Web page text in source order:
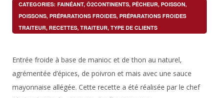
CATEGORIES: FAINÉANT, Ô2CONTINENTS, PÊCHEUR, POISSON,
POISSONS, PRÉPARATIONS FROIDES, PRÉPARATIONS FROIDES
TRAITEUR, RECETTES, TRAITEUR, TYPE DE CLIENTS
Entrée froide à base de manioc et de thon au naturel,
agrémentée d’épices, de poivron et mais avec une sauce
mayonnaise allégée. Cette recette a été réalisée par le chef